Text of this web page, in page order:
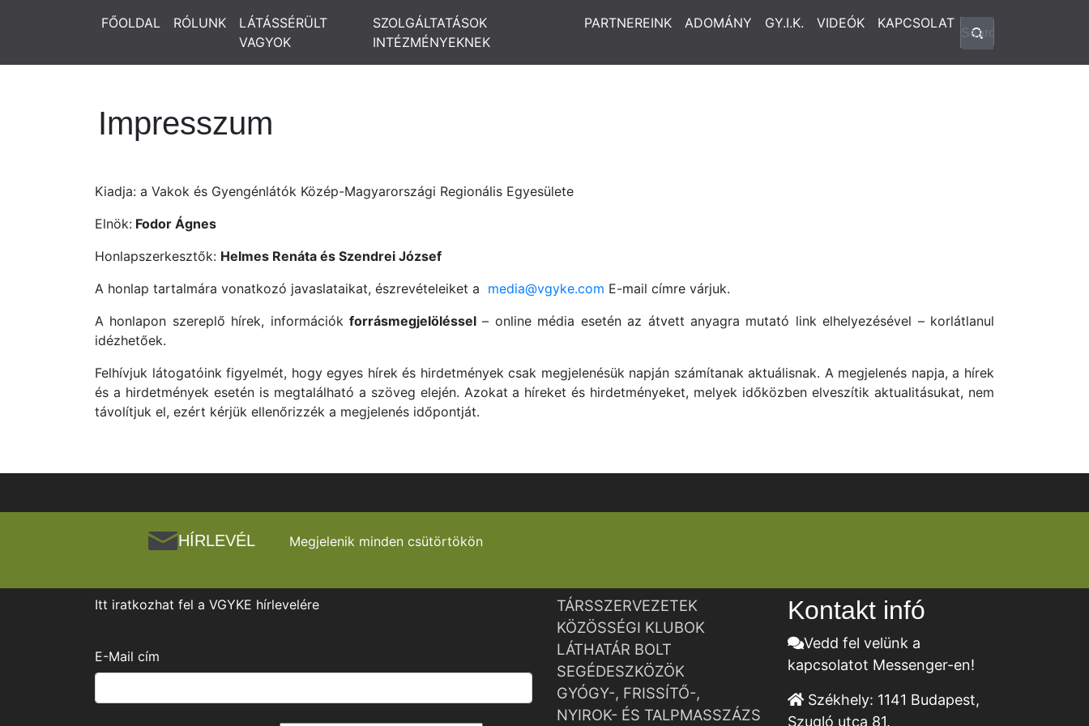
FŐOLDAL RÓLUNK
LÁTÁSSÉRÜLT
VAGYOK
SZOLGÁLTATÁSOK
INTÉZMÉNYEKNEK
PARTNEREINK ADOMÁNY GY.I.K. VIDEÓK KAPCSOLAT
Impresszum
Kiadja: a Vakok és Gyengénlátók Közép-Magyarországi Regionális Egyesülete
Elnök: Fodor Ágnes
Honlapszerkesztők: Helmes Renáta és Szendrei József
A honlap tartalmára vonatkozó javaslataikat, észrevételeiket a media@vgyke.com E-mail címre várjuk.
A honlapon szereplő hírek, információkforrásmegjelöléssel – online média esetén az átvett anyagra mutató link elhelyezésével – korlátlanul
idézhetőek.
Felhívjuk látogatóink figyelmét, hogy egyes hírek és hirdetmények csak megjelenésük napján számítanak aktuálisnak. A megjelenés napja, a hírek
és a hirdetmények esetén is megtalálható a szöveg elején. Azokat a híreket és hirdetményeket, melyek időközben elveszítik aktualitásukat, nem
távolítjuk el, ezért kérjük ellenőrizzék a megjelenés időpontját.
HÍRLEVÉL Megjelenik minden csütörtökön
Itt iratkozhat fel a VGYKE hírlevelére
E-Mail cím
TÁRSSZERVEZETEK
KÖZÖSSÉGI KLUBOK
LÁTHATÁR BOLT
SEGÉDESZKÖZÖK
GYÓGY-, FRISSÍTŐ-,
NYIROK- ÉS TALPMASSZÁZS
Kontakt infó
Vedd fel velünk a
kapcsolatot Messenger-en!
Székhely: 1141 Budapest,
Szugló utca 81.